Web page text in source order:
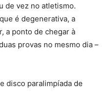
de vez no atletismo.
é degenerativa, a
a ponto de chegar à
provas no mesmo dia –